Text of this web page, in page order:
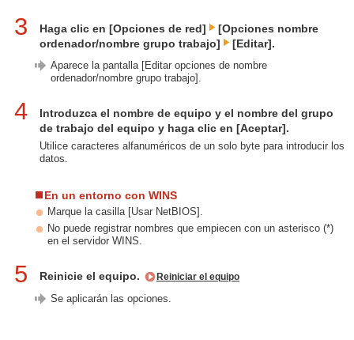
3 Haga clic en [Opciones de red]
[Opciones nombre
ordenador/nombre grupo trabajo]
[Editar].
Aparece la pantalla [Editar opciones de nombre
ordenador/nombre grupo trabajo].
4
Introduzca el nombre de equipo y el nombre del grupo
de trabajo del equipo y haga clic en [Aceptar].
Utilice caracteres alfanuméricos de un solo byte para introducir los
datos.
En un entorno con WINS
Marque la casilla [Usar NetBIOS].
No puede registrar nombres que empiecen con un asterisco (*)
en el servidor WINS.
5 Reinicie el equipo. Reiniciar el equipo
Se aplicarán las opciones.